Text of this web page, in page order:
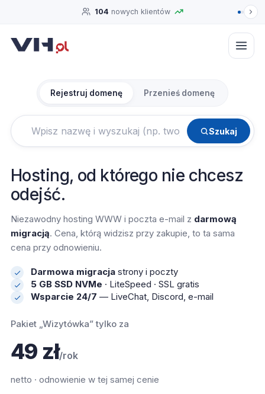
Zarabiaj z VH.pl ❤️Zarabiaj z Nami! →
Rejestruj domenę Przenieś domenę
Podaj nazwę domeny
Szukaj
Hosting, od którego nie chcesz
odejść.
Niezawodny hosting WWW i poczta e-mail z darmową
migracją. Cena, którą widzisz przy zakupie, to ta sama
cena przy odnowieniu.
Darmowa migracja strony i poczty
5 GB SSD NVMe · LiteSpeed · SSL gratis
Wsparcie 24/7 — LiveChat, Discord, e-mail
Pakiet „Wizytówka” tylko za
49 zł/rok
netto · odnowienie w tej samej cenie